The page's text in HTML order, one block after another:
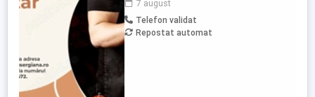
TREBUIE SĂ FACI : verificarea stocurilor de
materii prime, semipreparate și produse
finite, la începutul fiecărei ture de lucru
7 august
Telefon validat
Repostat automat